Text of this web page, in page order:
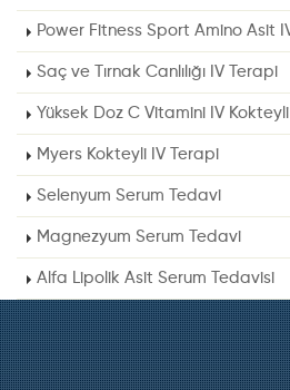
Power Fitness Sport Amino Asit
Saç ve Tırnak Canlılığı IV Terapi
Yüksek Doz C Vitamini IV Kokteyli
Myers Kokteyli IV Terapi
Selenyum Serum Tedavi
Magnezyum Serum Tedavi
Alfa Lipolik Asit Serum Tedavisi